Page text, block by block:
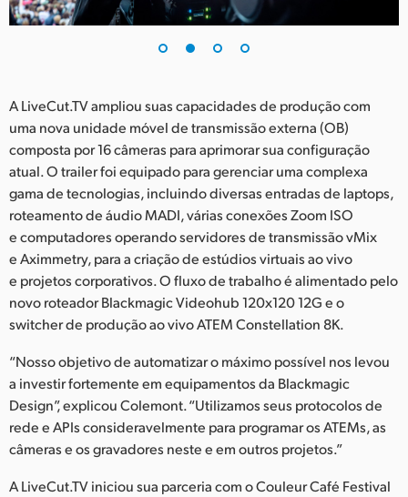
Chinese Taipei
Ukraine
United Kingdom
United States
A LiveCut.TV ampliou suas capacidades de produção com
uma nova unidade móvel de transmissão externa (OB)
composta por 16 câmeras para aprimorar sua configuração
atual. O trailer foi equipado para gerenciar uma complexa
gama de tecnologias, incluindo diversas entradas de laptops,
roteamento de áudio MADI, várias conexões Zoom ISO
e computadores operando servidores de transmissão vMix
e Aximmetry, para a criação de estúdios virtuais ao vivo
e projetos corporativos. O fluxo de trabalho é alimentado pelo
novo roteador Blackmagic Videohub 120x120 12G e o
switcher de produção ao vivo ATEM Constellation 8K.
“Nosso objetivo de automatizar o máximo possível nos levou
a investir fortemente em equipamentos da Blackmagic
Design”, explicou Colemont. “Utilizamos seus protocolos de
rede e APIs consideravelmente para programar os ATEMs, as
câmeras e os gravadores neste e em outros projetos.”
A LiveCut.TV iniciou sua parceria com o Couleur Café Festival